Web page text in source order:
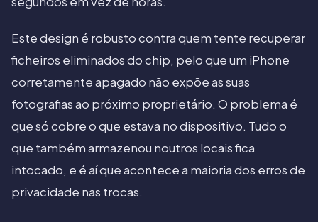
Este design é robusto contra quem tente recuperar
ficheiros eliminados do chip, pelo que um iPhone
corretamente apagado não expõe as suas
fotografias ao próximo proprietário. O problema é
que só cobre o que estava no dispositivo. Tudo o
que também armazenou noutros locais fica
intocado, e é aí que acontece a maioria dos erros de
privacidade nas trocas.